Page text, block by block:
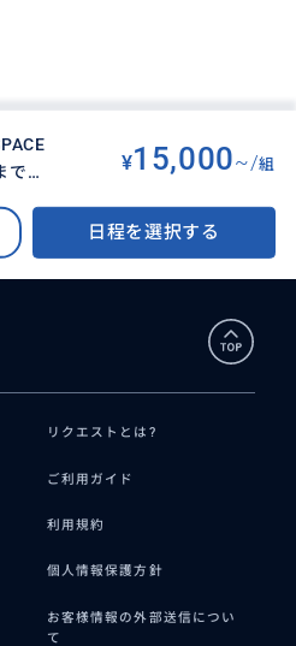
同
¥15,000~/組
日程を選択する
BTS) 同行 ６時間 ３人まで同額 日本語
/ その他のスポットとの組み合わせもOK!
リクエストとは?
ご利用ガイド
利用規約
個人情報保護方針
お客様情報の外部送信につい
て